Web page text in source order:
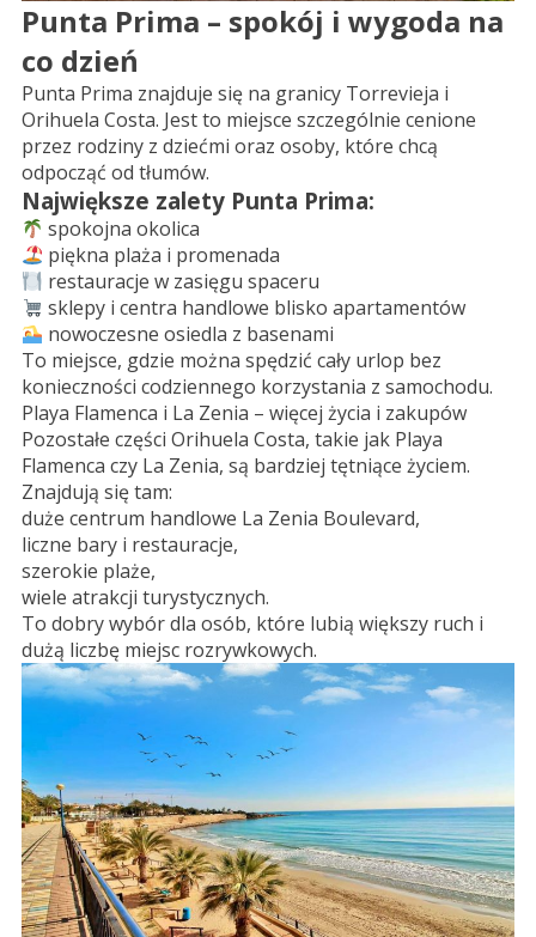
Punta Prima – spokój i wygoda na
co dzień
Punta Prima znajduje się na granicy Torrevieja i
Orihuela Costa. Jest to miejsce szczególnie cenione
przez rodziny z dziećmi oraz osoby, które chcą
odpocząć od tłumów.
Największe zalety Punta Prima:
spokojna okolica
piękna plaża i promenada
restauracje w zasięgu spaceru
sklepy i centra handlowe blisko apartamentów
nowoczesne osiedla z basenami
To miejsce, gdzie można spędzić cały urlop bez
konieczności codziennego korzystania z samochodu.
Playa Flamenca i La Zenia – więcej życia i zakupów
Pozostałe części Orihuela Costa, takie jak Playa
Flamenca czy La Zenia, są bardziej tętniące życiem.
Znajdują się tam:
duże centrum handlowe La Zenia Boulevard,
liczne bary i restauracje,
szerokie plaże,
wiele atrakcji turystycznych.
To dobry wybór dla osób, które lubią większy ruch i
dużą liczbę miejsc rozrywkowych.